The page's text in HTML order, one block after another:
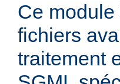
Ce
fichiers
traitement